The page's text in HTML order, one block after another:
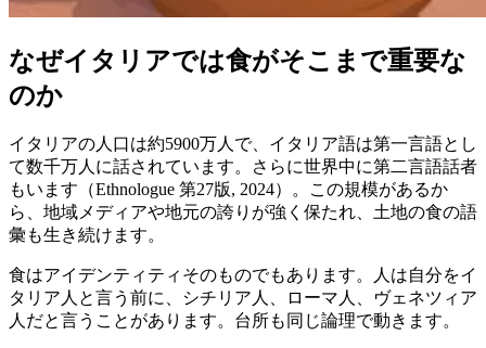
なぜイタリアでは食がそこまで重要な
のか
イタリアの人口は約5900万人で、イタリア語は第一言語とし
て数千万人に話されています。さらに世界中に第二言語話者
もいます（Ethnologue 第27版, 2024）。この規模があるか
ら、地域メディアや地元の誇りが強く保たれ、土地の食の語
彙も生き続けます。
食はアイデンティティそのものでもあります。人は自分をイ
タリア人と言う前に、シチリア人、ローマ人、ヴェネツィア
人だと言うことがあります。台所も同じ論理で動きます。